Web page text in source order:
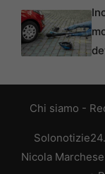
Chi siamo -
Nicola